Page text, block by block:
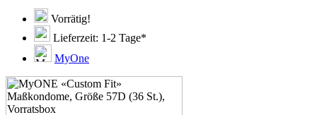
51C
51D
51E
51F
51G
53C
53D
53E
Vorrätig!
Lieferzeit: 1-2 Tage*
MyOne